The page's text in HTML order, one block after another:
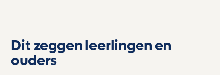
Dit zeggen leerlingen en
ouders